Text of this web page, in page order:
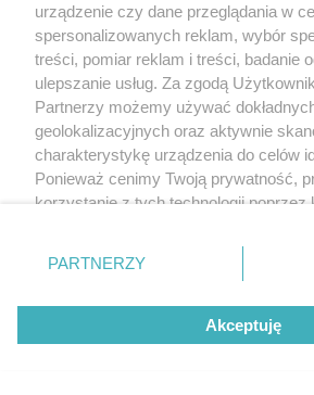
nowoczesna
WSPÓŁPRACUJĄ
urządzenie czy dane przeglądania w
spersonalizowanych reklam, wybór
treści, pomiar reklam i treści, badanie
ulepszanie usług. Za zgodą
Partnerzy możemy używać
geolokalizacyjnych oraz aktywnie
charakterystykę urządzenia do celów
Ponieważ cenimy Twoją prywatność,
korzystanie z tych technologii poprzez
zmienić/wycofać klikając przycisk
znajdujący się w lewym dolnym rogu
rodzaje przetwarzania danych nie
użytkownika, ale masz prawo
przetwarzaniu. Preferencje będą
PARTNERZY
Akceptuję